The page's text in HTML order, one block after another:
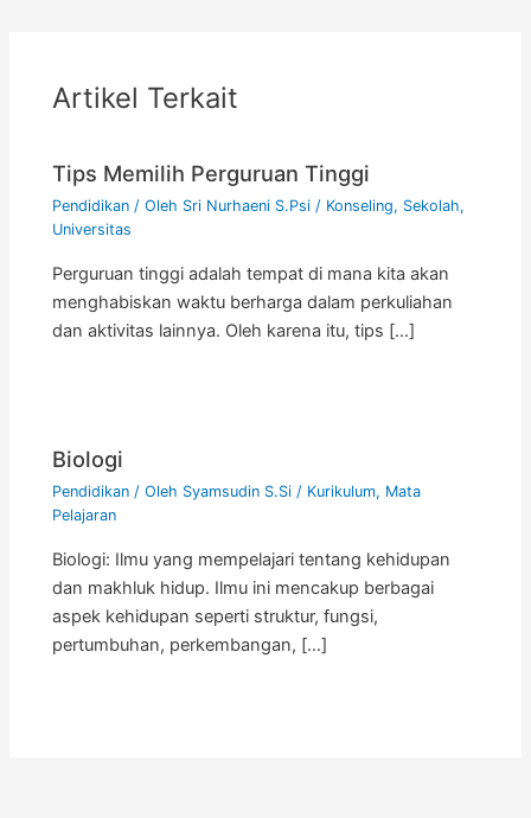
Artikel Terkait
Tips Memilih Perguruan Tinggi
Pendidikan / Oleh Sri Nurhaeni S.Psi/ Konseling, Sekolah,
Universitas
Perguruan tinggi adalah tempat di mana kita akan
menghabiskan waktu berharga dalam perkuliahan
dan aktivitas lainnya. Oleh karena itu, tips […]
Biologi
Pendidikan / Oleh Syamsudin S.Si/ Kurikulum, Mata
Pelajaran
Biologi: Ilmu yang mempelajari tentang kehidupan
dan makhluk hidup. Ilmu ini mencakup berbagai
aspek kehidupan seperti struktur, fungsi,
pertumbuhan, perkembangan, […]